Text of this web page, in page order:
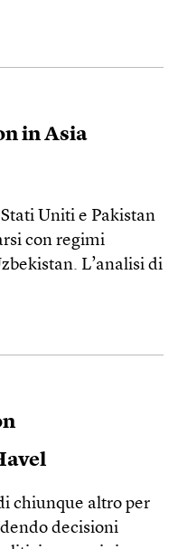
in Asia
Uniti e Pakistan
con regimi
L’analisi di
chiunque altro per
decisioni